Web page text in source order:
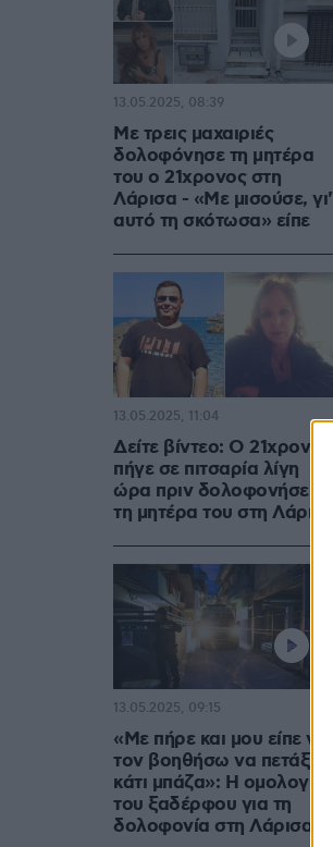
Με τρεις μαχαιριές
δολοφόνησε τη μητέρα
του ο 21χρονος στη
Λάρισα - «Με μισούσε, γι'
αυτό τη σκότωσα» είπε
13.05.2025, 08:39
Δείτε βίντεο: Ο 21χρονος
πήγε σε πιτσαρία λίγη
ώρα πριν δολοφονήσει
τη μητέρα του στη Λάρισα
13.05.2025, 11:04
«Με πήρε και μου είπε να
τον βοηθήσω να πετάξει
κάτι μπάζα»: Η ομολογία
του ξαδέρφου για τη
δολοφονία στη Λάρισα
13.05.2025, 09:15